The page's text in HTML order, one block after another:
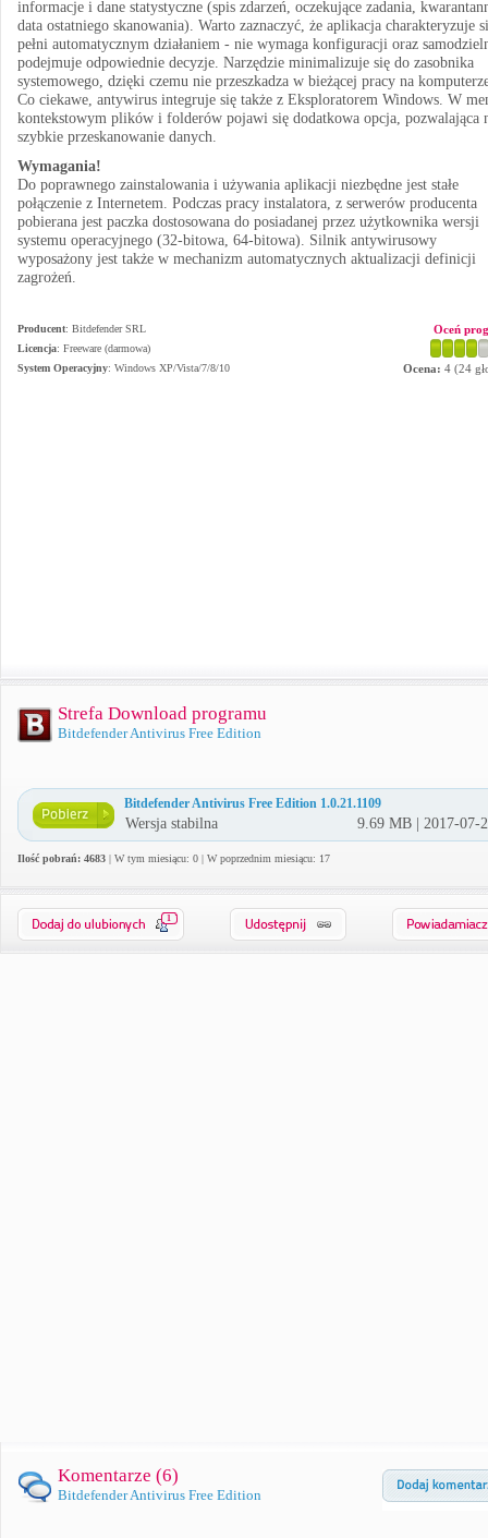
informacje i dane statystyczne (spis zdarzeń, oczekujące zadania,
data ostatniego skanowania). Warto zaznaczyć, że aplikacja charakteryzuje
pełni automatycznym działaniem - nie wymaga konfiguracji oraz
podejmuje odpowiednie decyzje. Narzędzie minimalizuje się do zasobnika
systemowego, dzięki czemu nie przeszkadza w bieżącej pracy na
Co ciekawe, antywirus integruje się także z Eksploratorem Windows. W
kontekstowym plików i folderów pojawi się dodatkowa opcja, pozwalająca
szybkie przeskanowanie danych.
Wymagania!
Do poprawnego zainstalowania i używania aplikacji niezbędne jest stałe
połączenie z Internetem. Podczas pracy instalatora, z serwerów producenta
pobierana jest paczka dostosowana do posiadanej przez użytkownika wersji
systemu operacyjnego (32-bitowa, 64-bitowa). Silnik antywirusowy
wyposażony jest także w mechanizm automatycznych aktualizacji definicji
zagrożeń.
Producent: Bitdefender SRL
Licencja: Freeware (darmowa)
System Operacyjny: Windows XP/Vista/7/8/10
Oceń
Ocena: 4 (24
Strefa Download programu
Bitdefender Antivirus Free Edition
Bitdefender Antivirus Free Edition 1.0.21.1109
Wersja stabilna 9.69 MB | 2017-07-
Ilość pobrań: 4683 | W tym miesiącu: 0 | W poprzednim miesiącu: 17
1
Komentarze (6)
Bitdefender Antivirus Free Edition